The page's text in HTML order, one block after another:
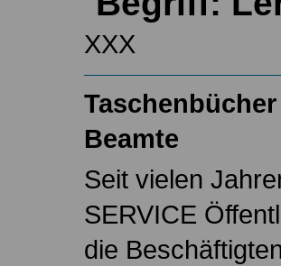
XXX
Beamte
Seit vielen
SERVICE
die